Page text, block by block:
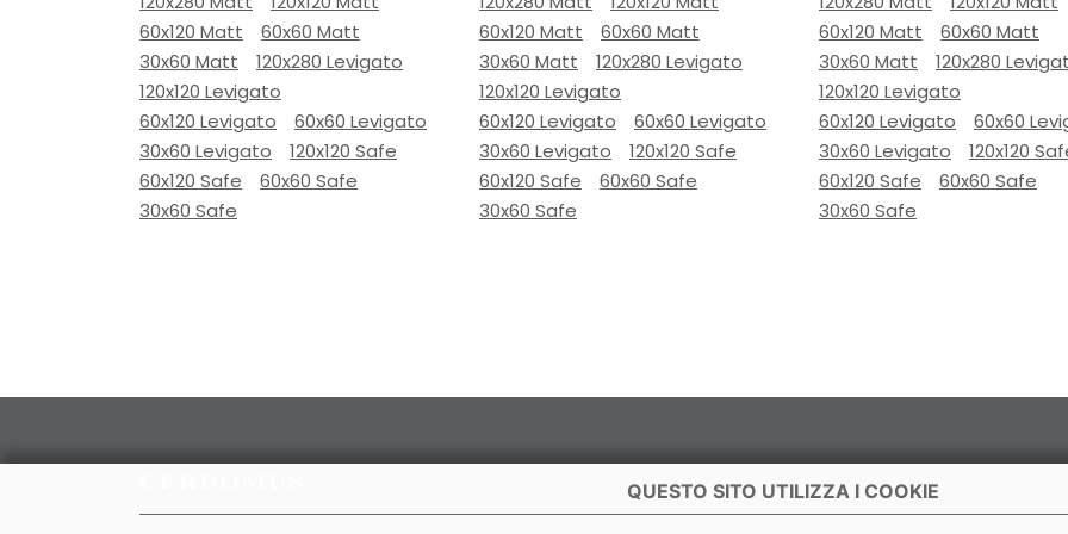
60x120 Matt
60x60 Matt
30x60 Matt
120x280 Levigato
120x120 Levigato
60x120 Levigato
60x60 Levigato
30x60 Levigato
120x120 Safe
60x120 Safe
60x60 Safe
30x60 Safe
60x120 Matt
60x60 Matt
30x60 Matt
120x280 Levigato
120x120 Levigato
60x120 Levigato
60x60 Levigato
30x60 Levigato
120x120 Safe
60x120 Safe
60x60 Safe
30x60 Safe
60x120 Matt
60x60 Matt
30x60 Matt
120x280
120x120 Levigato
60x120 Levigato
60x60
30x60 Levigato
120x120
60x120 Safe
60x60 Safe
30x60 Safe
QUESTO SITO UTILIZZA I COOKIE